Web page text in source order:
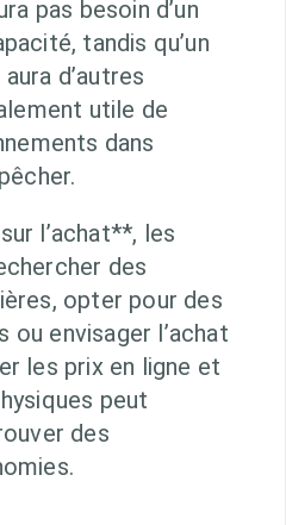
pas besoin d’un
tandis qu’un
d’autres
utile de
dans
l’achat**, les
des
opter pour des
envisager l’achat
les prix en ligne et
peut
des